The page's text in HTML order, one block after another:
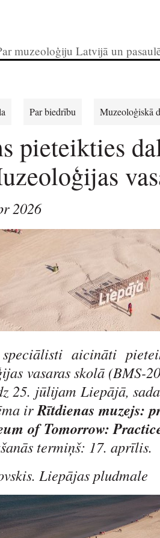
muzeoloģiju Latvijā un
Par biedrību Muzeoloģiskā
pieteikties
2026
aicināti
vasaras skolā (BMS-
25. jūlijam Liepājā,
irRītdienas muzejs:
of Tomorrow:
termiņš: 17. aprīlis.
Liepājas pludmale